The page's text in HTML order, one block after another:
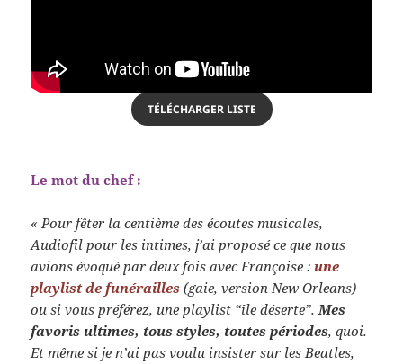
TÉLÉCHARGER LISTE
Le mot du chef :
« Pour fêter la centième des écoutes musicales,
Audiofil pour les intimes, j’ai proposé ce que nous
avions évoqué par deux fois avec Françoise : une
playlist de funérailles (gaie, version New Orleans)
ou si vous préférez, une playlist “île déserte”.Mes
favoris ultimes, tous styles, toutes périodes, quoi.
Et même si je n’ai pas voulu insister sur les Beatles,